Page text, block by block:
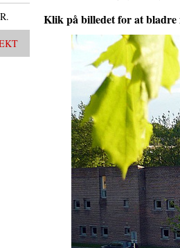
Klik på billedet for at bladre